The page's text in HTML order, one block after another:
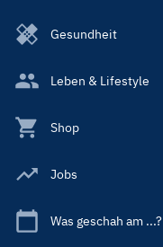
Gesundheit
Leben & Lifestyle
Shop
Jobs
Was geschah am ...?